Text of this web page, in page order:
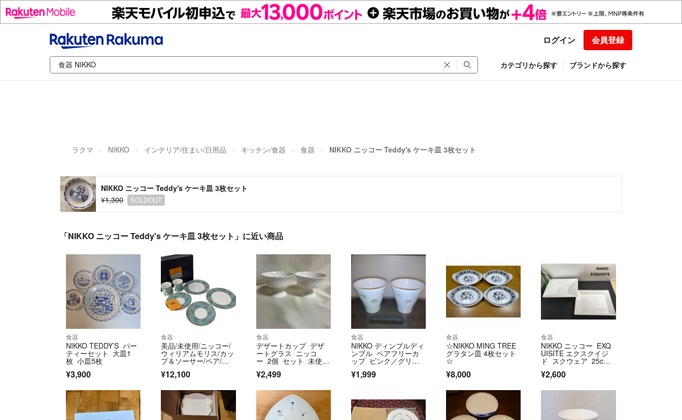
ログイン 会員登録
カテゴリから探す ブランドから探す
ラクマ NIKKO インテリア/住まい/日用品 キッチン/食器 食器 NIKKO ニッコー Teddy's ケーキ皿 3枚セット
NIKKO ニッコー Teddy's ケーキ皿 3枚セット
¥1,300
SOLDOUT
「NIKKO ニッコー Teddy's ケーキ皿 3枚セット」に近い商品
食器
NIKKO TEDDY’S パー
ティーセット 大皿1
枚 小皿5枚
¥3,900
食器
美品/未使用/ニッコー/
ウィリアムモリス/カッ
プ＆ソーサー/ペア/コ
ーヒーブレイクセット/
3105101/箱付き/RS23
¥12,100
食器
デザートカップ デザ
ートグラス ニッコ
ー 2個 セット 未使用
品 ペア
¥2,499
食器
NIKKO ディンプルディ
ンプル ペアフリーカ
ップ ピンク／グリー
ン
¥1,999
食器
☆NIKKO MING TREE
グラタン皿 4枚セット
☆
¥8,000
食器
NIKKO ニッコー EXQ
UISITE エクスクイジ
ド スクウェア 25c
m 深皿&浅皿 2枚セッ
ト
¥2,600